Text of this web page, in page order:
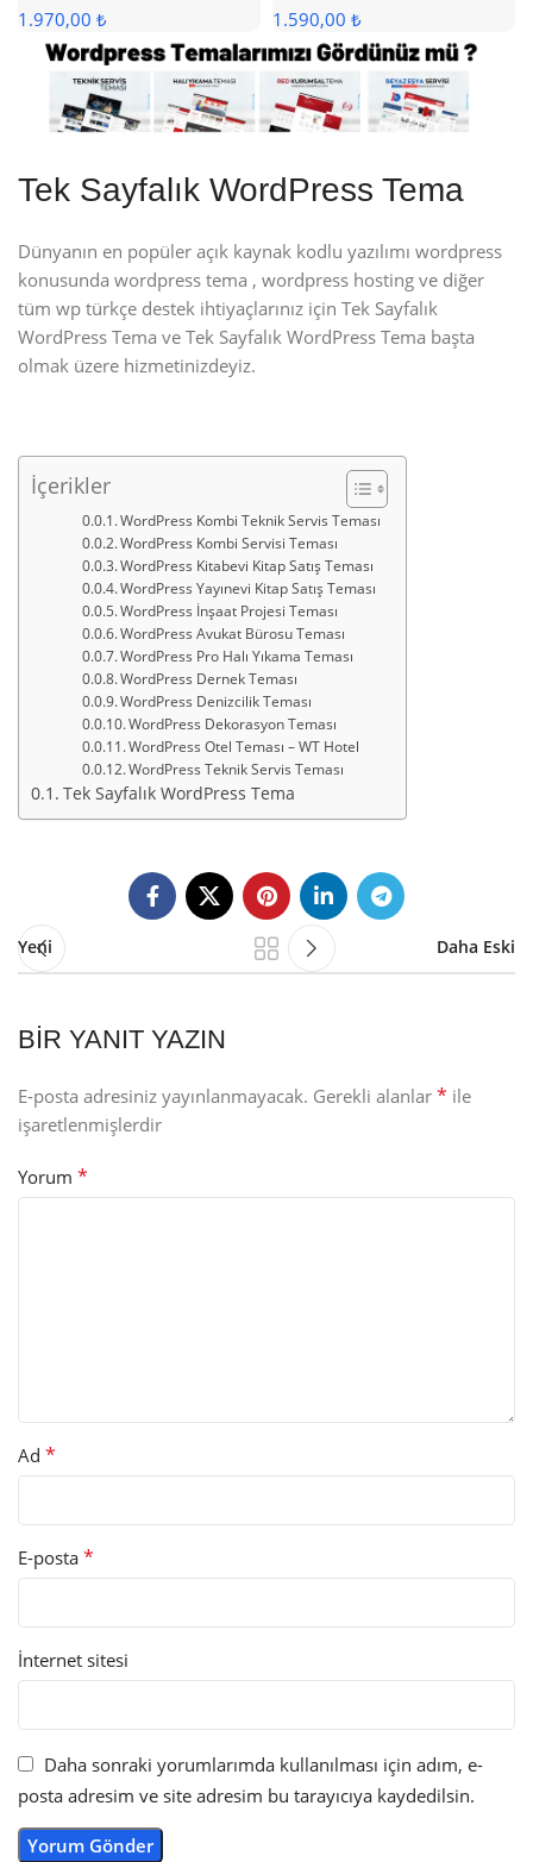
1.970,00 ₺ 1.590,00 ₺
Tek Sayfalık WordPress Tema
Dünyanın en popüler açık kaynak kodlu yazılımı wordpress
konusunda wordpress tema , wordpress hosting ve diğer
tüm wp türkçe destek ihtiyaçlarınız için Tek Sayfalık
WordPress Tema ve Tek Sayfalık WordPress Tema başta
olmak üzere hizmetinizdeyiz.
İçerikler
WordPress Kombi Teknik Servis Teması
WordPress Kombi Servisi Teması
WordPress Kitabevi Kitap Satış Teması
WordPress Yayınevi Kitap Satış Teması
WordPress İnşaat Projesi Teması
WordPress Avukat Bürosu Teması
WordPress Pro Halı Yıkama Teması
WordPress Dernek Teması
WordPress Denizcilik Teması
WordPress Dekorasyon Teması
WordPress Otel Teması – WT Hotel
WordPress Teknik Servis Teması
Tek Sayfalık WordPress Tema
Yeni Daha Eski
BIR YANIT YAZIN
E-posta adresiniz yayınlanmayacak. Gerekli alanlar * ile
işaretlenmişlerdir
Yorum *
Ad *
E-posta *
İnternet sitesi
Daha sonraki yorumlarımda kullanılması için adım, e-
posta adresim ve site adresim bu tarayıcıya kaydedilsin.